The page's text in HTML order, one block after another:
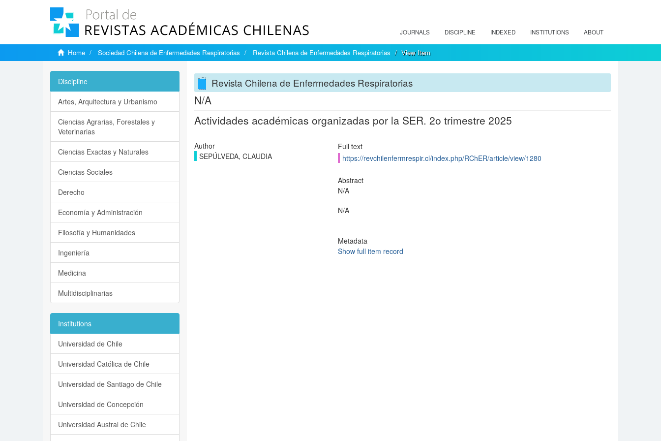
JOURNALS DISCIPLINE INDEXED INSTITUTIONS ABOUT
Home Sociedad Chilena de Enfermedades Respiratorias Revista Chilena de Enfermedades Respiratorias View Item
Revista Chilena de Enfermedades Respiratorias
N/A
Actividades académicas organizadas por la SER. 2o trimestre 2025
Author
SEPÚLVEDA, CLAUDIA
Full text
https://revchilenfermrespir.cl/index.php/RChER/article/view/1280
Abstract
N/A
N/A
Metadata
Show full item record
Discipline
Artes, Arquitectura y Urbanismo
Ciencias Agrarias, Forestales y
Veterinarias
Ciencias Exactas y Naturales
Ciencias Sociales
Derecho
Economía y Administración
Filosofía y Humanidades
Ingeniería
Medicina
Multidisciplinarias
Institutions
Universidad de Chile
Universidad Católica de Chile
Universidad de Santiago de Chile
Universidad de Concepción
Universidad Austral de Chile